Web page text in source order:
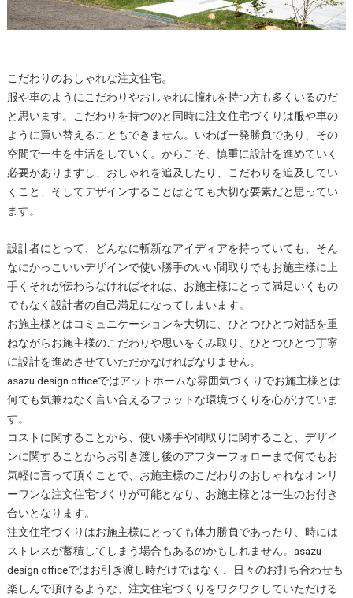
こだわりのおしゃれな注文住宅。
服や車のようにこだわりやおしゃれに憧れを持つ方も多くいるのだ
と思います。こだわりを持つのと同時に注文住宅づくりは服や車の
ように買い替えることもできません。いわば一発勝負であり、その
空間で一生を生活をしていく。からこそ、慎重に設計を進めていく
必要がありますし、おしゃれを追及したり、こだわりを追及してい
くこと、そしてデザインすることはとても大切な要素だと思ってい
ます。
設計者にとって、どんなに斬新なアイディアを持っていても、そん
なにかっこいいデザインで使い勝手のいい間取りでもお施主様に上
手くそれが伝わらなければそれは、お施主様にとって満足いくもの
でもなく設計者の自己満足になってしまいます。
お施主様とはコミュニケーションを大切に、ひとつひとつ対話を重
ねながらお施主様のこだわりや思いをくみ取り、ひとつひとつ丁寧
に設計を進めさせていただかなければなりません。
asazu design officeではアットホームな雰囲気づくりでお施主様とは
何でも気兼ねなく言い合えるフラットな環境づくりを心がけていま
す。
コストに関することから、使い勝手や間取りに関すること、デザイ
ンに関することからお引き渡し後のアフターフォローまで何でもお
気軽に言って頂くことで、お施主様のこだわりのおしゃれなオンリ
ーワンな注文住宅づくりが可能となり、お施主様とは一生のお付き
合いとなります。
注文住宅づくりはお施主様にとっても体力勝負であったり、時には
ストレスが蓄積してしまう場合もあるのかもしれません。asazu
design officeではお引き渡し時だけではなく、日々のお打ち合わせも
楽しんで頂けるような、注文住宅づくりをワクワクしていただける